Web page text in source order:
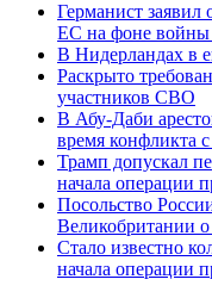
Германист заявил
ЕС на фоне
В Нидерландах в
Раскрыто
участников СВО
В Абу-Даби
время конфликта
Трамп допускал
начала операции
Посольство
Великобритании
Стало известно
начала операции